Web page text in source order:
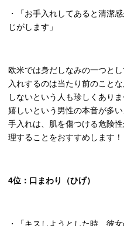
・「お手入れしてあると清潔
じがします」
欧米では身だしなみの一つと
入れするのは当たり前のこと
しないという人も珍しくあり
嬉しいという男性の本音が多い
手入れは、肌を傷つける危険
理することをおすすめします！
4位：口まわり（ひげ）
・「キスしようとした時、彼